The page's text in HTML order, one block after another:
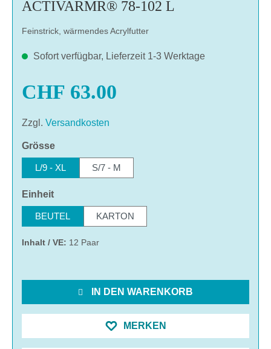
ACTIVARMR® 78-102 L
Feinstrick, wärmendes Acrylfutter
Sofort verfügbar, Lieferzeit 1-3 Werktage
CHF 63.00
Zzgl. Versandkosten
Grösseauswählen
L/9 - XL S/7 - M
Einheitauswählen
BEUTEL KARTON
Inhalt / VE: 12 Paar
IN DEN WARENKORB
MERKEN